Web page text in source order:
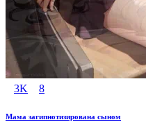
3K 8
Мама загипнотизирована сыном